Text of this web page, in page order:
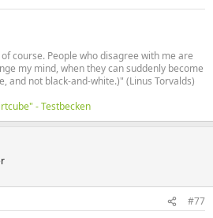
course. People who disagree with me are
my mind, when they can suddenly become
and not black-and-white.)" (Linus Torvalds)
- Testbecken
#77